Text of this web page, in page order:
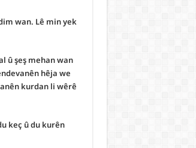
wan. Lê min yek
û şeş mehan wan
hêja we
kurdan li wêrê
keç û du kurên